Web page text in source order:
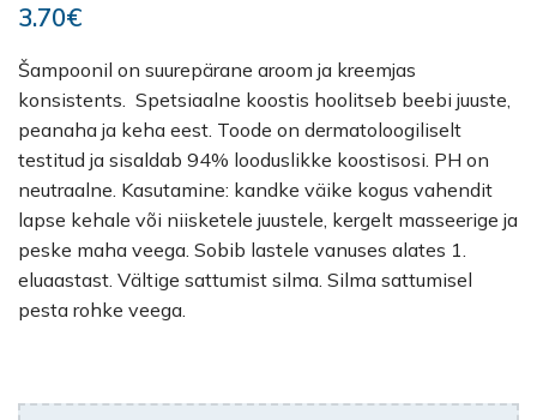
3.70€
Šampoonil on suurepärane aroom ja kreemjas
konsistents. Spetsiaalne koostis hoolitseb beebi juuste,
peanaha ja keha eest. Toode on dermatoloogiliselt
testitud ja sisaldab 94% looduslikke koostisosi. PH on
neutraalne. Kasutamine: kandke väike kogus vahendit
lapse kehale või niisketele juustele, kergelt masseerige ja
peske maha veega. Sobib lastele vanuses alates 1.
eluaastast. Vältige sattumist silma. Silma sattumisel
pesta rohke veega.